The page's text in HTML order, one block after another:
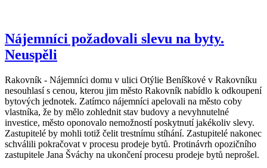
Nájemníci požadovali slevu na byty.
Neuspěli
Rakovník - Nájemníci domu v ulici Otýlie Beníškové v Rakovníku
nesouhlasí s cenou, kterou jim město Rakovník nabídlo k odkoupení
bytových jednotek. Zatímco nájemníci apelovali na město coby
vlastníka, že by mělo zohlednit stav budovy a nevyhnutelné
investice, město oponovalo nemožností poskytnutí jakékoliv slevy.
Zastupitelé by mohli totiž čelit trestnímu stíhání. Zastupitelé nakonec
schválili pokračovat v procesu prodeje bytů. Protinávrh opozičního
zastupitele Jana Šváchy na ukončení procesu prodeje bytů neprošel.